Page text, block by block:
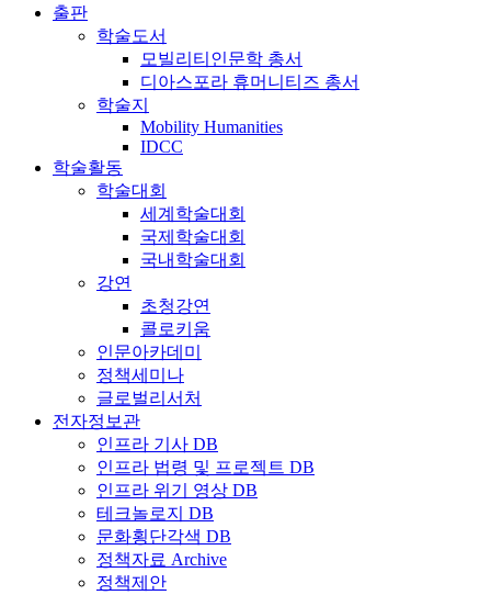
출판
학술도서
모빌리티인문학 총서
디아스포라 휴머니티즈 총서
학술지
Mobility Humanities
IDCC
학술활동
학술대회
세계학술대회
국제학술대회
국내학술대회
강연
초청강연
콜로키움
인문아카데미
정책세미나
글로벌리서처
전자정보관
인프라 기사 DB
인프라 법령 및 프로젝트 DB
인프라 위기 영상 DB
테크놀로지 DB
문화횡단각색 DB
정책자료 Archive
정책제안